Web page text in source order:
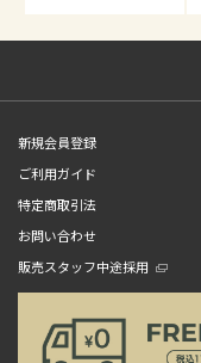
新規会員登録
ご利用ガイド
特定商取引法
お問い合わせ
販売スタッフ中途採用